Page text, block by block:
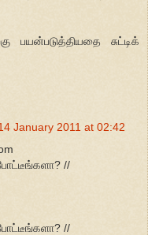
பயன்படுத்தியதை சுட்டிக்
January 2011 at 02:42
//
//